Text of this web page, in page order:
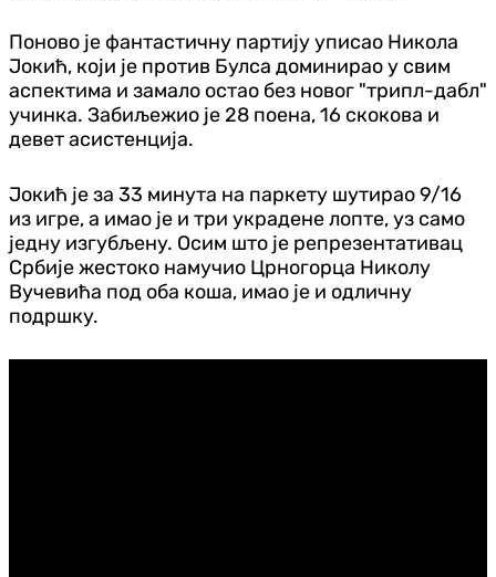
Поново је фантастичну партију уписао Никола
Јокић, који је против Булса доминирао у свим
аспектима и замало остао без новог "трипл-дабл"
учинка. Забиљежио је 28 поена, 16 скокова и
девет асистенција.
Јокић је за 33 минута на паркету шутирао 9/16
из игре, а имао је и три украдене лопте, уз само
једну изгубљену. Осим што је репрезентативац
Србије жестоко намучио Црногорца Николу
Вучевића под оба коша, имао је и одличну
подршку.